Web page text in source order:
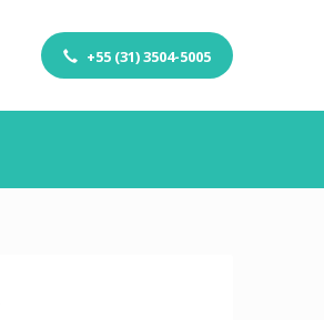
+55 (31) 3504-5005